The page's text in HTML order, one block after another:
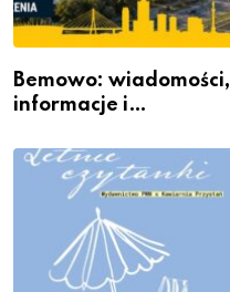
Bemowo: wiadomości,
informacje i